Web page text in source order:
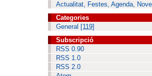
Actualitat, Festes, Agenda,
Categories
General [119]
Subscripció
RSS 0.90
RSS 1.0
RSS 2.0